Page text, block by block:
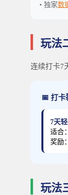
• 独家数
玩法
连续打卡7
📅 打卡
7天
适合
奖励
玩法